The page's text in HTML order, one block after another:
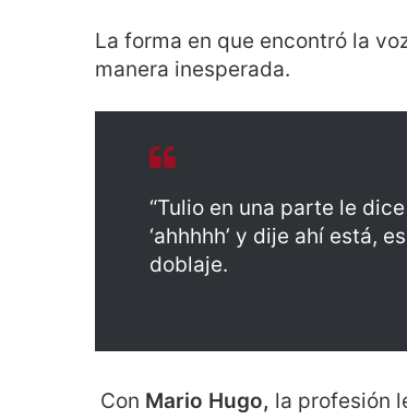
La forma en que encontró la
manera inesperada.
“Tulio en una parte le
‘ahhhhh’ y dije ahí está,
doblaje.
Con Mario Hugo, la profesión